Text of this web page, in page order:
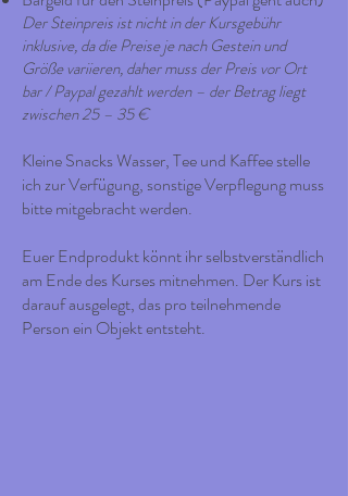
Der Steinpreis ist nicht in der Kursgebühr
inklusive, da die Preise je nach Gestein und
Größe variieren, daher muss der Preis vor Ort
bar / Paypal gezahlt werden – der Betrag liegt
zwischen 25 – 35 €
Kleine Snacks Wasser, Tee und Kaffee stelle
ich zur Verfügung, sonstige Verpflegung muss
bitte mitgebracht werden.
Euer Endprodukt könnt ihr selbstverständlich
am Ende des Kurses mitnehmen. Der Kurs ist
darauf ausgelegt, das pro teilnehmende
Person ein Objekt entsteht.